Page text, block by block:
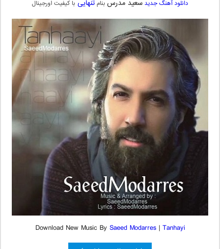
دانلود آهنگ جدید سعید مدرسبنامتنهایی با کیفیت اورجینال
Download New Music By Saeed Modarres| Tanhayi